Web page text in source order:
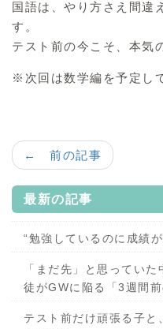
国語は、やり方さえ間違
す。
テスト前の今こそ、本気
※次回は数学編を予定し
← 前の記事
最新の記事
“勉強しているのに成績
「まだ先」と思ってい
徒がGWに陥る「3週間前
テスト前だけ頑張る子